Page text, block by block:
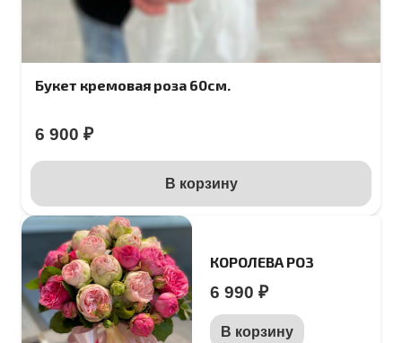
Букет кремовая роза 60см.
6 900 ₽
В корзину
КОРОЛЕВА РОЗ
6 990 ₽
В корзину